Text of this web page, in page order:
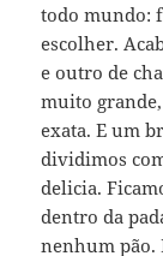
todo mundo:
escolher.
e outro de
muito
exata. E um
dividimos
delicia.
dentro da
nenhum pão.